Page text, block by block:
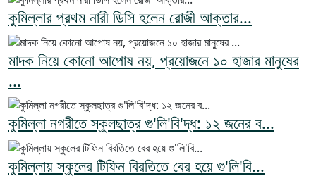
কুমিল্লার প্রথম নারী ডিসি হলেন রোজী আক্তার...
মাদক নিয়ে কোনো আপোষ নয়, প্রয়োজনে ১০ হাজার মানুষের
...
কুমিল্লা নগরীতে স্কুলছাত্র গু'লি'বি'দ্ধ: ১২ জনের ব...
কুমিল্লায় স্কুলের টিফিন বিরতিতে বের হয়ে গু'লি'বি...